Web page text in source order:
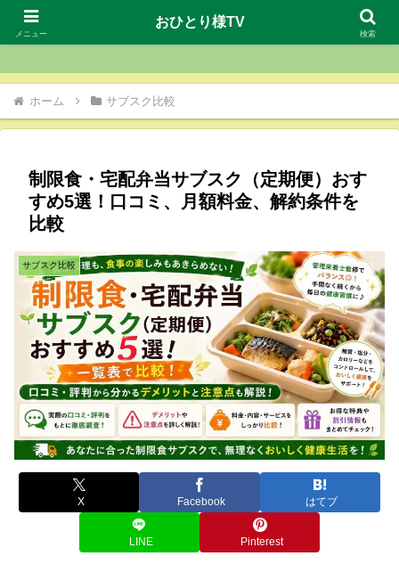
おひとり様TV
ホーム サブスク比較
制限食・宅配弁当サブスク（定期便）おす
すめ5選！口コミ、月額料金、解約条件を
比較
サブスク比較
X Facebook はてブ
LINE Pinterest
メニュー
おひとり様TV
検索